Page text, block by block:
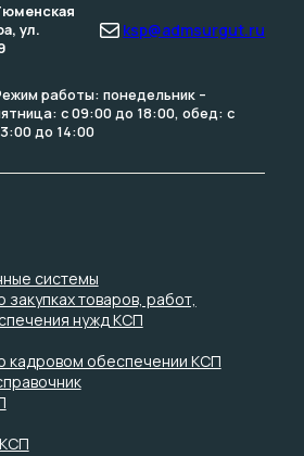
ул.
Почта
ksp@admsurgut.ru
работы: понедельник –
с 09:00 до 18:00, обед: с
до 14:00
системы
товаров, работ,
нужд КСП
кадровом обеспечении КСП